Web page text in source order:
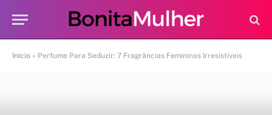
Início » Perfume Para Seduzir: 7 Fragrâncias Femininas Irresistíveis